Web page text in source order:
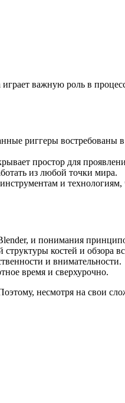
важную роль в
риггеры востребованы
простор для
из любой точки мира.
и
и понимания
костей и обзора
и внимательности.
время и сверхурочно.
несмотря на свои